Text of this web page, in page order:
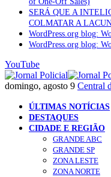
SERÁ QUE A
COLMATAR A
WordPress.org blog:
WordPress.org blog:
YouTube
domingo, agosto 9 Central
ÚLTIMAS NOTÍCIAS
DESTAQUES
CIDADE E REGIÃO
GRANDE ABC
GRANDE SP
ZONA LESTE
ZONA NORTE